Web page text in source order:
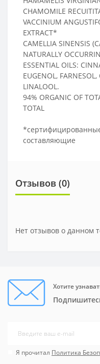
CHAMOMILE
VACCINIUM
EXTRACT*
CAMELLIA SINENSIS
NATURALLY
ESSENTIAL OILS:
EUGENOL,
LINALOOL.
94% ORGANIC OF
TOTAL
составляющие
Отзывов (0)
Нет отзывов о данном
Хотите
Я прочитал Политика